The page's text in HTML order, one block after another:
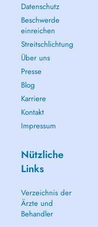
Datenschutz
Beschwerde
einreichen
Streitschlichtung
Über uns
Presse
Blog
Karriere
Kontakt
Impressum
Nützliche
Links
Verzeichnis der
Ärzte und
Behandler